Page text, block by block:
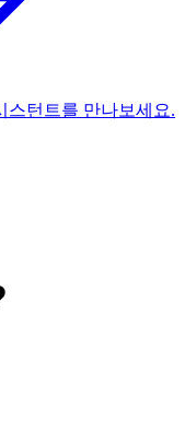
스턴트를 만나보세요.